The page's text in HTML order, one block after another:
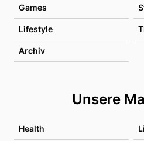
Games
Lifestyle
Archiv
Unsere
Health